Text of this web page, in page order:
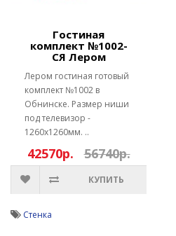
Гостиная
комплект №1002-
СЯ Лером
Лером гостиная готовый
комплект №1002 в
Обнинске. Размер ниши
под телевизор -
1260х1260мм. ..
42570р. 56740р.
КУПИТЬ
Стенка